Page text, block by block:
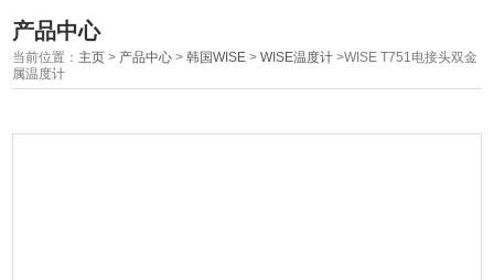
产品中心
当前位置： 主页 > 产品中心 >韩国WISE >WISE温度计 >WISE T751电接头双金
属温度计